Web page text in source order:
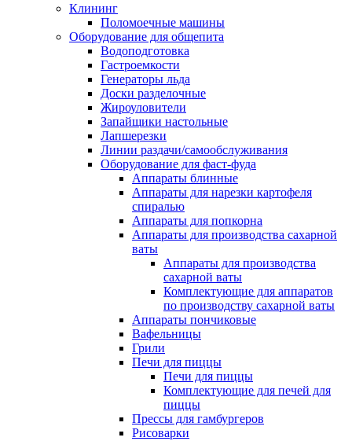
Клининг
Поломоечные машины
Оборудование для общепита
Водоподготовка
Гастроемкости
Генераторы льда
Доски разделочные
Жироуловители
Запайщики настольные
Лапшерезки
Линии раздачи/самообслуживания
Оборудование для фаст-фуда
Аппараты блинные
Аппараты для нарезки картофеля
спиралью
Аппараты для попкорна
Аппараты для производства сахарной
ваты
Аппараты для производства
сахарной ваты
Комплектующие для аппаратов
по производству сахарной ваты
Аппараты пончиковые
Вафельницы
Грили
Печи для пиццы
Печи для пиццы
Комплектующие для печей для
пиццы
Прессы для гамбургеров
Рисоварки